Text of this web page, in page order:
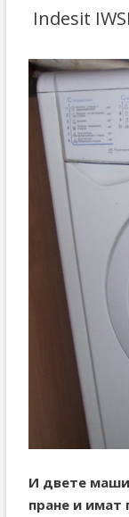
Indesit
И двете
пране и имат